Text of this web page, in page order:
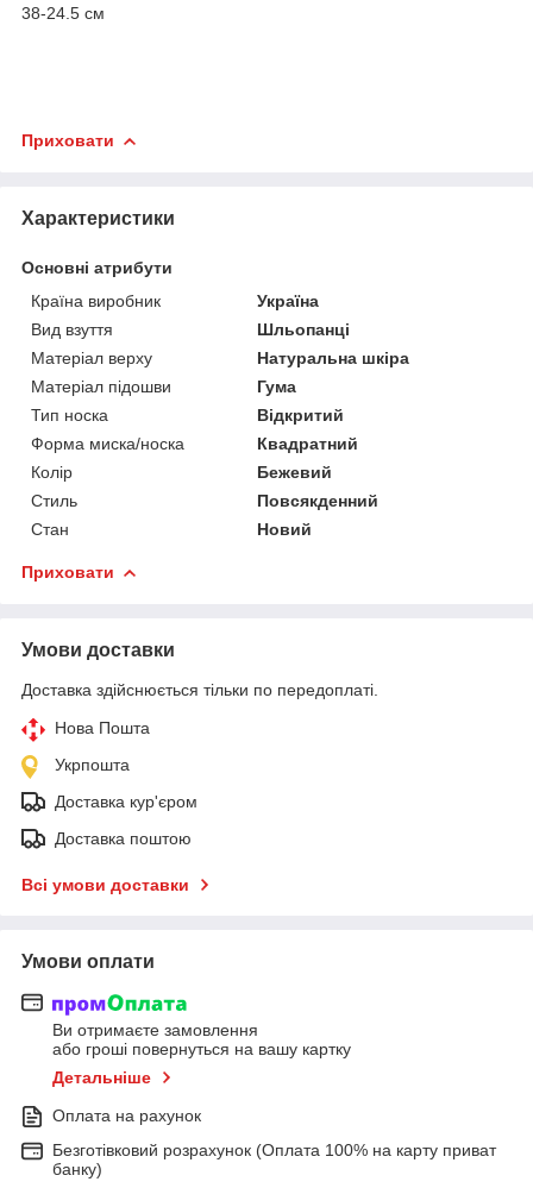
38-24.5 см
Приховати
Характеристики
Основні атрибути
Країна виробник
Україна
Вид взуття
Шльопанці
Матеріал верху
Натуральна шкіра
Матеріал підошви
Гума
Тип носка
Відкритий
Форма миска/носка
Квадратний
Колір
Бежевий
Стиль
Повсякденний
Стан
Новий
Приховати
Умови доставки
Доставка здійснюється тільки по передоплаті.
Нова Пошта
Укрпошта
Доставка кур'єром
Доставка поштою
Всі умови доставки
Умови оплати
Ви отримаєте замовлення
або гроші повернуться на вашу картку
Детальніше
Оплата на рахунок
Безготівковий розрахунок (Оплата 100% на карту приват
банку)